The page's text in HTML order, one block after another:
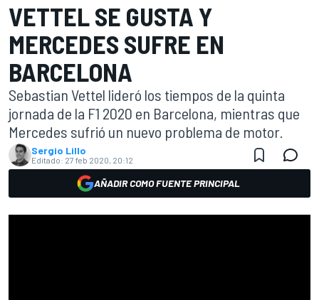
VETTEL SE GUSTA Y
MERCEDES SUFRE EN
BARCELONA
Sebastian Vettel lideró los tiempos de la quinta
jornada de la F1 2020 en Barcelona, mientras que
Mercedes sufrió un nuevo problema de motor.
Sergio Lillo
Editado: 27 feb 2020, 20:12
AÑADIR COMO FUENTE PRINCIPAL